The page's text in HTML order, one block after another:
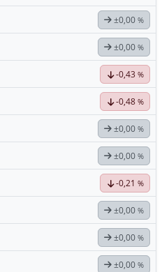
±0,00 %
±0,00 %
-0,43 %
-0,48 %
±0,00 %
±0,00 %
-0,21 %
±0,00 %
±0,00 %
±0,00 %